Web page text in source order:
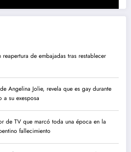
de embajadas tras restablecer
Angelina Jolie, revela que es gay durante
a su exesposa
de TV que marcó toda una época en la
fallecimiento